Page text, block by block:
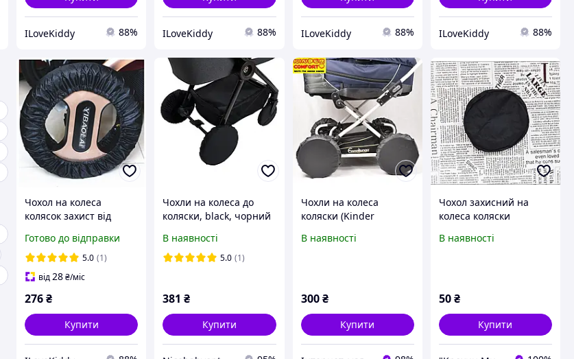
ILoveKiddy 88% ILoveKiddy 88% ILoveKiddy 88% ILoveKiddy 88%
Чохол на колеса
колясок захист від
см) комплект 4 шт.
Готово до відправки
5.0 (1)
від28₴/міс
276₴
Купити
Чохли на колеса до
коляски, black, чорний
В наявності
5.0 (1)
381 ₴
Купити
Чохли на колеса
коляски (Kinder
колеса)
В наявності
300 ₴
Купити
Чохол захисний на
колеса коляски
см Тканина спанбонд. 1
В наявності
50₴
Купити